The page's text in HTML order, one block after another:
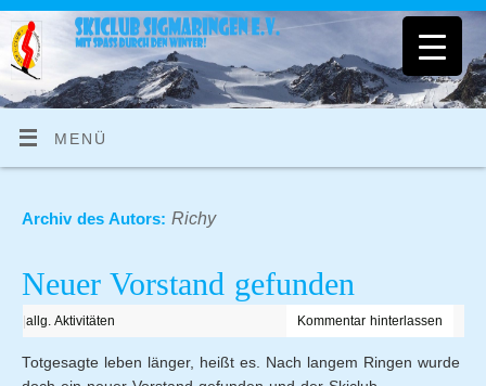
MENÜ
Archiv des Autors:Richy
Neuer Vorstand gefunden
|allg. Aktivitäten Kommentar hinterlassen
Totgesagte leben länger, heißt es. Nach langem Ringen wurde